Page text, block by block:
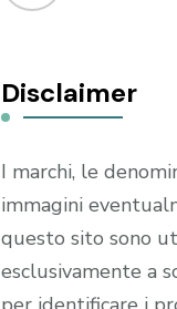
Disclaimer
I marchi, le
immagini
questo sito sono
esclusivamente a